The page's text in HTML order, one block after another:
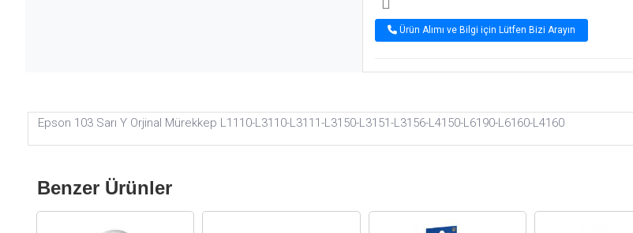
Ürün Alımı ve Bilgi için Lütfen Bizi Arayın
Epson 103 Sarı Y Orjinal Mürekkep L1110-L3110-L3111-L3150-L3151-L3156-L4150-L6190-L6160-L4160
Benzer Ürünler